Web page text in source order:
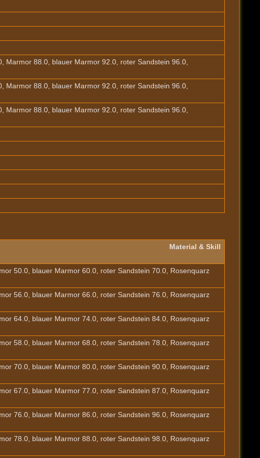
Marmor 88.0, blauer Marmor 92.0, roter Sandstein 96.0,
Marmor 88.0, blauer Marmor 92.0, roter Sandstein 96.0,
Marmor 88.0, blauer Marmor 92.0, roter Sandstein 96.0,
Material & Skill
50.0, blauer Marmor 60.0, roter Sandstein 70.0, Rosenquarz
56.0, blauer Marmor 66.0, roter Sandstein 76.0, Rosenquarz
64.0, blauer Marmor 74.0, roter Sandstein 84.0, Rosenquarz
58.0, blauer Marmor 68.0, roter Sandstein 78.0, Rosenquarz
70.0, blauer Marmor 80.0, roter Sandstein 90.0, Rosenquarz
67.0, blauer Marmor 77.0, roter Sandstein 87.0, Rosenquarz
76.0, blauer Marmor 86.0, roter Sandstein 96.0, Rosenquarz
78.0, blauer Marmor 88.0, roter Sandstein 98.0, Rosenquarz